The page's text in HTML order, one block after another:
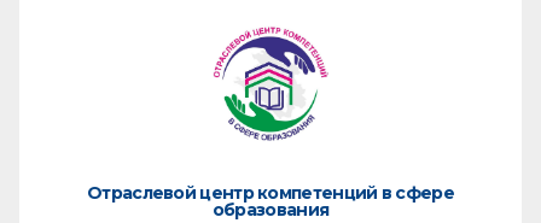
Отраслевой центр компетенций в сфере
образования